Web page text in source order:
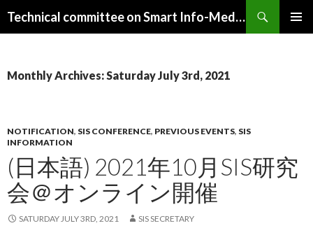
Technical committee on Smart Info-Media Systems (SIS), IEICE
Monthly Archives: Saturday July 3rd, 2021
NOTIFICATION, SIS CONFERENCE, PREVIOUS EVENTS, SIS
INFORMATION
(日本語) 2021年10月SIS研究
会＠オンライン開催
SATURDAY JULY 3RD, 2021 SIS SECRETARY